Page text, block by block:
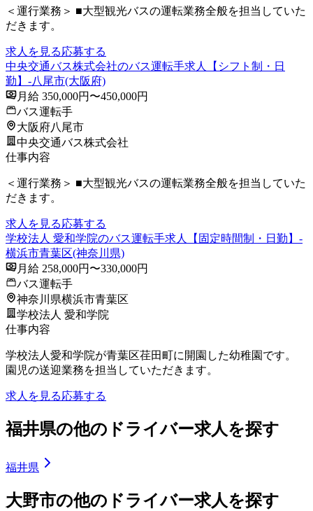
＜運行業務＞ ■大型観光バスの運転業務全般を担当していた
だきます。
求人を見る応募する
中央交通バス株式会社のバス運転手求人【シフト制・日
勤】-八尾市(大阪府)
月給 350,000円〜450,000円
バス運転手
大阪府八尾市
中央交通バス株式会社
仕事内容
＜運行業務＞ ■大型観光バスの運転業務全般を担当していた
だきます。
求人を見る応募する
学校法人 愛和学院のバス運転手求人【固定時間制・日勤】-
横浜市青葉区(神奈川県)
月給 258,000円〜330,000円
バス運転手
神奈川県横浜市青葉区
学校法人 愛和学院
仕事内容
学校法人愛和学院が青葉区荏田町に開園した幼稚園です。
園児の送迎業務を担当していただきます。
求人を見る応募する
福井県の他のドライバー求人を探す
福井県
大野市の他のドライバー求人を探す